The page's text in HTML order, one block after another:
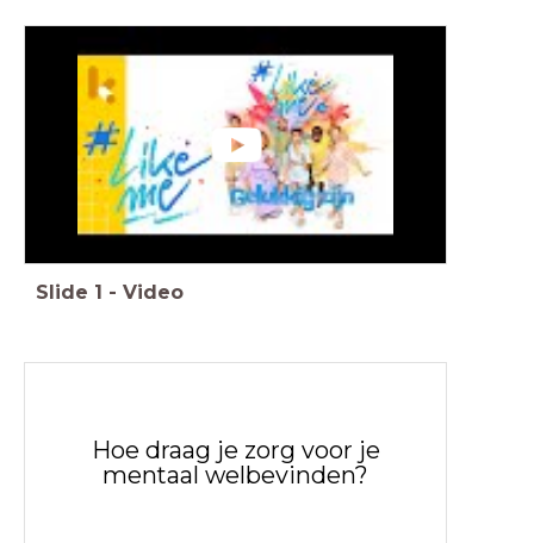
Slide 1 - Video
Hoe draag je zorg voor je
mentaal welbevinden?